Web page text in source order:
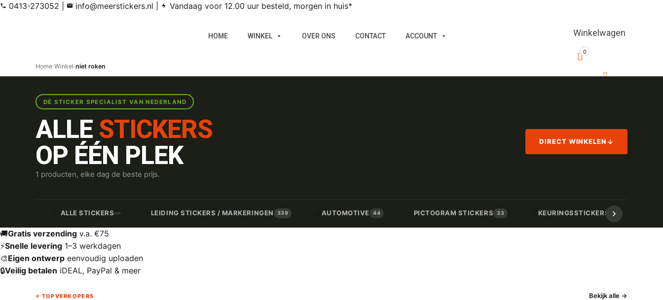
0413-273052 info@meerstickers.nl Vandaag voor 12.00 uur besteld, morgen in huis*
HOME WINKEL OVER ONS CONTACT ACCOUNT Winkelwagen
0
Home›Winkel›niet roken
DÉ STICKER SPECIALIST VAN NEDERLAND
ALLE STICKERS
OP ÉÉN PLEK
1 producten, elke dag de beste prijs.
DIRECT WINKELEN
ALLE STICKERS LEIDING STICKERS / MARKERINGEN 339 AUTOMOTIVE 44 PICTOGRAM STICKERS 33 KEURINGSSTICKERS 17
🚚Gratis verzending v.a. €75
⚡Snelle levering 1–3 werkdagen
🎨Eigen ontwerp eenvoudig uploaden
🔒Veilig betalen iDEAL, PayPal & meer
⭐ TOPVERKOPERS Bekijk alle →